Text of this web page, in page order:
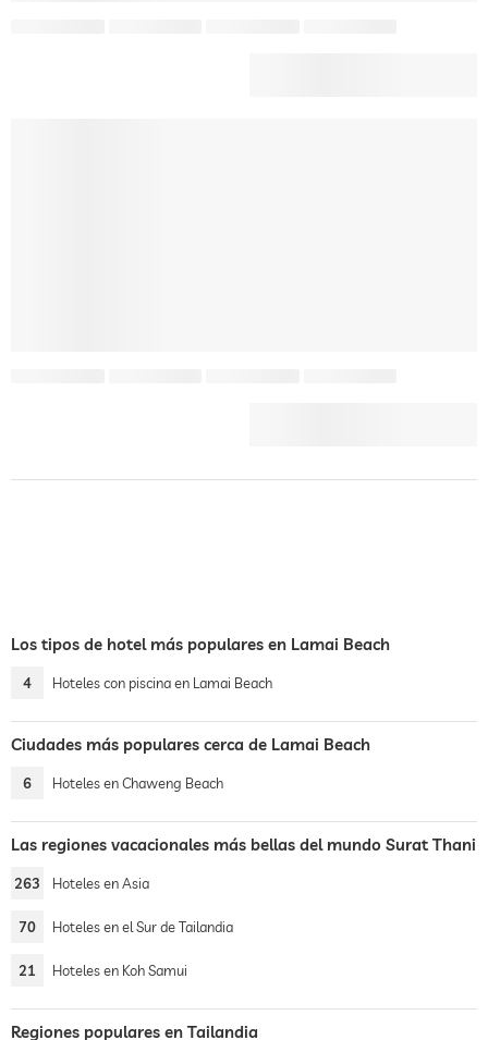
Los tipos de hotel más populares en Lamai Beach
4 Hoteles con piscina en Lamai Beach
Ciudades más populares cerca de Lamai Beach
6 Hoteles en Chaweng Beach
Las regiones vacacionales más bellas del mundo Surat Thani
263 Hoteles en Asia
70 Hoteles en el Sur de Tailandia
21 Hoteles en Koh Samui
Regiones populares en Tailandia